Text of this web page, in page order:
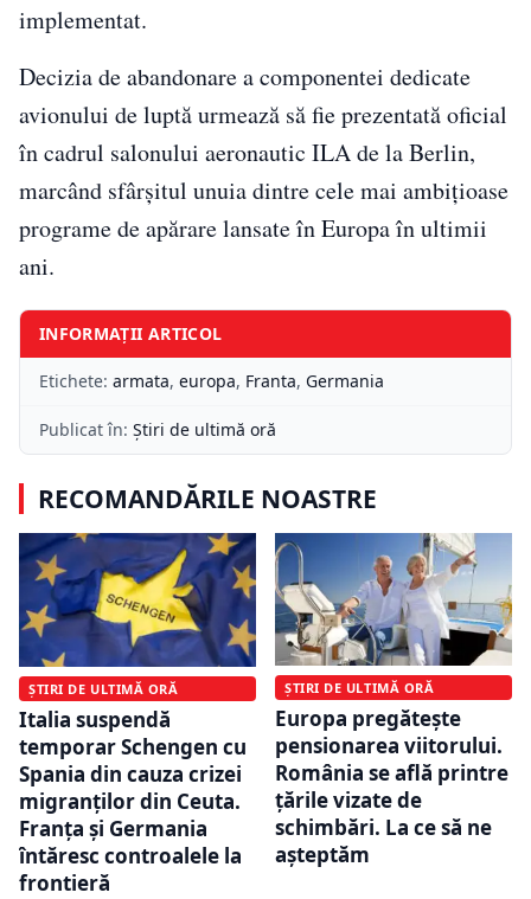
implementat.
Decizia de abandonare a componentei dedicate
avionului de luptă urmează să fie prezentată oficial
în cadrul salonului aeronautic ILA de la Berlin,
marcând sfârșitul unuia dintre cele mai ambițioase
programe de apărare lansate în Europa în ultimii
ani.
INFORMAȚII ARTICOL
Etichete: armata, europa, Franta, Germania
Publicat în: Știri de ultimă oră
RECOMANDĂRILE NOASTRE
ȘTIRI DE ULTIMĂ ORĂ
Italia suspendă
temporar Schengen cu
Spania din cauza crizei
migranților din Ceuta.
Franța și Germania
întăresc controalele la
frontieră
ȘTIRI DE ULTIMĂ ORĂ
Europa pregătește
pensionarea viitorului.
România se află printre
țările vizate de
schimbări. La ce să ne
așteptăm